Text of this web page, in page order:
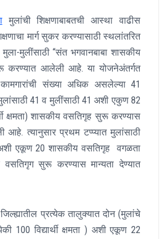
मुलांची शिक्षणाबाबतची आस्था वाढीस
मार्ग सुकर करण्यासाठी स्थलांतरित
मुलींसाठी “संत भगवानबाबा शासकीय
करण्यात आलेली आहे. या योजनेअंतर्गत
संख्या अधिक असलेल्या 41
41 व मुलींसाठी 41 अशी एकुण 82
क्षमता) शासकीय वसतिगृह सुरू करण्यास
आहे. त्यानुसार प्रथम टप्प्यात मुलांसाठी
एकूण 20 शासकीय वसतिगृह वगळता
वसतिगृग सुरू करण्यास मान्यता देण्यात
प्रत्येक तालुक्यात दोन (मुलांचे
100 विद्यार्थी क्षमता ) अशी एकूण 22